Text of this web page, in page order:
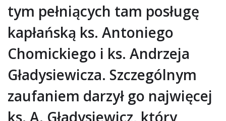
tym pełniących tam posługę
kapłańską ks. Antoniego
Chomickiego i ks. Andrzeja
Gładysiewicza. Szczególnym
zaufaniem darzył go najwięcej
ks. A. Gładysiewicz, który